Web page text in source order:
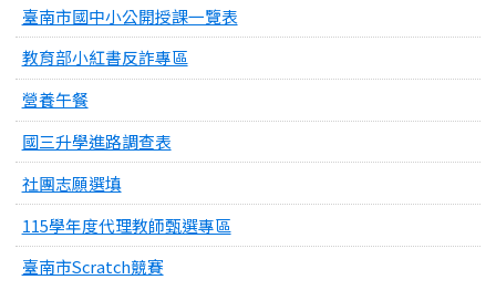
臺南市國中小公開授課一覽表
教育部小紅書反詐專區
營養午餐
國三升學進路調查表
社團志願選填
115學年度代理教師甄選專區
臺南市Scratch競賽